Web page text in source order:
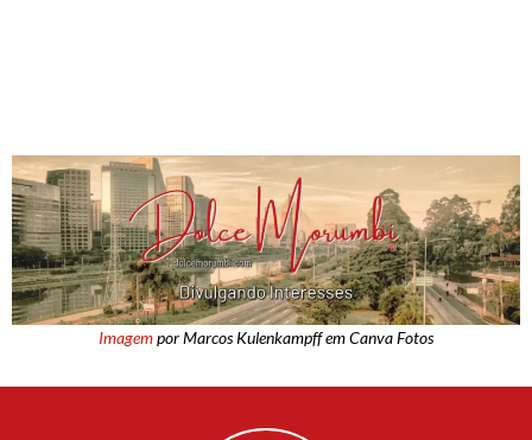
Imagempor Marcos Kulenkampff em Canva Fotos